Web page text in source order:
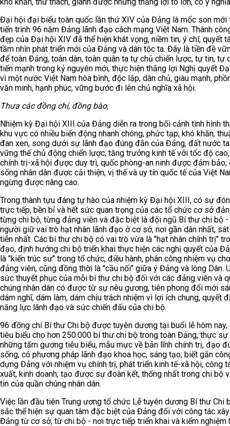
Đại hội đại biểu toàn quốc lần thứ XIV của Đảng là mốc son mới
tiến trình 96 năm Đảng lãnh đạo cách mạng Việt Nam. Thành
đẹp của Đại hội XIV đã thể hiện khát vọng, niềm tin, ý chí, quyết
tầm nhìn phát triển mới của Đảng và dân tộc ta. Đây là tiền đề
để toàn Đảng, toàn dân, toàn quân ta tự chủ chiến lược, tự tin, tự
tiến mạnh trong kỷ nguyên mới, thực hiện thắng lợi Nghị quyết
vì một nước Việt Nam hòa bình, độc lập, dân chủ, giàu mạnh,
văn minh, hạnh phúc, vững bước đi lên chủ nghĩa xã hội.
Thưa các đồng chí, đồng bào,
Nhiệm kỳ Đại hội XIII của Đảng diễn ra trong bối cảnh tình hình
khu vực có nhiều biến động nhanh chóng, phức tạp; khó khăn,
đan xen, song dưới sự lãnh đạo đúng đắn của Đảng, đất nước
vững thế chủ động chiến lược; tăng trưởng kinh tế với tốc độ
chính trị-xã hội được duy trì, quốc phòng-an ninh được đảm bảo;
sống nhân dân được cải thiện; vị thế và uy tín quốc tế của Việt
ngừng được nâng cao.
Trong thành tựu đáng tự hào của nhiệm kỳ Đại hội XIII, có sự
trực tiếp, bền bỉ và hết sức quan trọng của các tổ chức cơ sở
từng chi bộ, từng đảng viên và đặc biệt là đội ngũ Bí thư chi bộ -
người giữ vai trò hạt nhân lãnh đạo ở cơ sở, nơi gần dân nhất,
tiễn nhất. Các bí thư chi bộ có vai trò vừa là "hạt nhân chính trị"
đạo, định hướng chi bộ triển khai thực hiện các nghị quyết của
là "kiến trúc sư" trong tổ chức, điều hành, phân công nhiệm vụ
đảng viên, cũng đồng thời là "cầu nối" giữa ý Đảng và lòng Dân.
sức thuyết phục của mỗi bí thư chi bộ đối với các đảng viên và
chúng nhân dân có được từ sự nêu gương, tiên phong đổi mới
dám nghĩ, dám làm, dám chịu trách nhiệm vì lợi ích chung, quyết
năng lực lãnh đạo và sức chiến đấu của chi bộ.
96 đồng chí Bí thư Chi bộ được tuyên dương tại buổi lễ hôm
tiêu biểu cho hơn 250.000 bí thư chi bộ trong toàn Đảng, thực sự
những tấm gương tiêu biểu, mẫu mực về bản lĩnh chính trị, đạo
sống, có phương pháp lãnh đạo khoa học, sáng tạo; biết gắn
dựng Đảng với nhiệm vụ chính trị, phát triển kinh tế-xã hội, công
xuất, kinh doanh; tạo được sự đoàn kết, thống nhất trong chi bộ
tin của quần chúng nhân dân.
Việc lần đầu tiên Trung ương tổ chức Lễ tuyên dương Bí thư Chi
sắc thể hiện sự quan tâm đặc biệt của Đảng đối với công tác
Đảng từ cơ sở, từ chi bộ - nơi trực tiếp triển khai và kiểm nghiệm